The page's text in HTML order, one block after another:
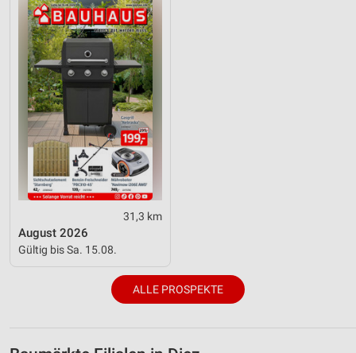
31,3 km
August 2026
Gültig bis Sa. 15.08.
ALLE PROSPEKTE